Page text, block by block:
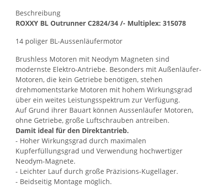
Beschreibung
ROXXY BL Outrunner C2824/34 /- Multiplex: 315078
14 poliger BL-Aussenläufermotor
Brushless Motoren mit Neodym Magneten sind
modernste Elektro-Antriebe. Besonders mit Außenläufer-
Motoren, die kein Getriebe benötigen, stehen
drehmomentstarke Motoren mit hohem Wirkungsgrad
über ein weites Leistungsspektrum zur Verfügung.
Auf Grund ihrer Bauart können Aussenläufer Motoren,
ohne Getriebe, große Luftschrauben antreiben.
Damit ideal für den Direktantrieb.
- Hoher Wirkungsgrad durch maximalen
Kupferfüllungsgrad und Verwendung hochwertiger
Neodym-Magnete.
- Leichter Lauf durch große Präzisions-Kugellager.
- Beidseitig Montage möglich.